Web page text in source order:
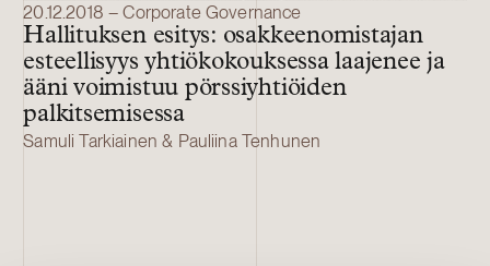
20.12.2018 – Corporate Governance
Hallituksen esitys: osakkeenomistajan
esteellisyys yhtiökokouksessa laajenee ja
ääni voimistuu pörssiyhtiöiden
palkitsemisessa
Samuli Tarkiainen & Pauliina Tenhunen